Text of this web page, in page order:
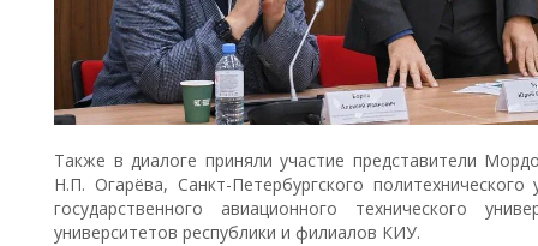
Также в диалоге приняли участие представители
Н.П. Огарёва, Санкт-Петербургского
государственного авиационного технического
университетов республики и филиалов КИУ.